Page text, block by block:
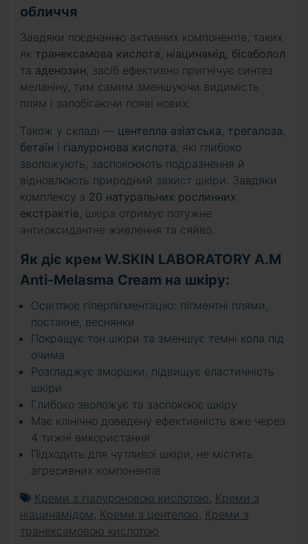
обличчя
Завдяки поєднанню активних компонентів, таких
як транексамова кислота, ніацинамід, бісаболол
та аденозин, засіб ефективно пригнічує синтез
меланіну, тим самим зменшуючи видимість
плям і запобігаючи появі нових.
Також у складі — центелла азіатська, трегалоза,
бетаїн і гіалуронова кислота, які глибоко
зволожують, заспокоюють подразнення й
відновлюють природний захист шкіри. Завдяки
комплексу з 20 натуральних рослинних
екстрактів, шкіра отримує потужне
антиоксидантне живлення та сяйво.
Як діє крем W.SKIN LABORATORY A.M
Anti-Melasma Cream на шкіру:
Освітлює гіперпігментацію: пігментні плями,
постакне, веснянки
Покращує тон шкіри та зменшує темні кола під
очима
Розгладжує зморшки, підвищує еластичність
шкіри
Глибоко зволожує та заспокоює шкіру
Має клінічно доведену ефективність вже через
4 тижні використання
Підходить для чутливої шкіри, не містить
агресивних компонентів
Креми з гіалуроновою кислотою, Креми з
ніацинамідом , Креми з центелою, Креми з
транексамовою кислотою